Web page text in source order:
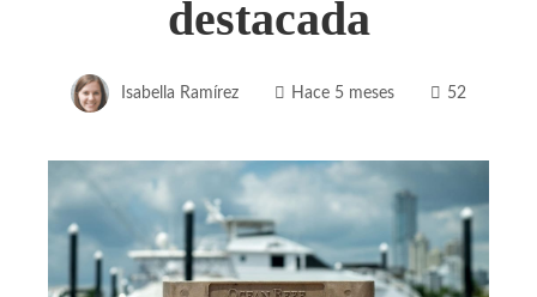
destacada
Isabella Ramírez Hace 5 meses 52